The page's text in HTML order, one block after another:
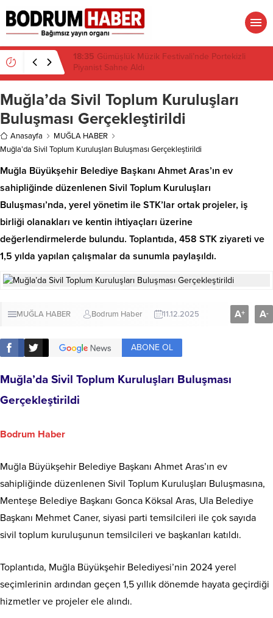
18:32 Muğla’da Temmuz Ayında Uyuşturucu
Operasyonu: 29 Tutuklama
Muğla’da Sivil Toplum Kuruluşları
Buluşması Gerçekleştirildi
Anasayfa
MUĞLA HABER
Muğla’da Sivil Toplum Kuruluşları Buluşması Gerçekleştirildi
Muğla Büyükşehir Belediye Başkanı Ahmet Aras’ın ev
sahipliğinde düzenlenen Sivil Toplum Kuruluşları
Buluşması’nda, yerel yönetim ile STK’lar ortak projeler, iş
birliği olanakları ve kentin ihtiyaçları üzerine
değerlendirmelerde bulundu. Toplantıda, 458 STK ziyareti ve
1,5 yılda yapılan çalışmalar da sunumla paylaşıldı.
MUĞLA HABER Bodrum Haber 11.12.2025 A+ A-
ABONE OL
Muğla’da Sivil Toplum Kuruluşları Buluşması
Gerçekleştirildi
Bodrum Haber
Muğla Büyükşehir Belediye Başkanı Ahmet Aras’ın ev
sahipliğinde düzenlenen Sivil Toplum Kuruluşları Buluşmasına,
Menteşe Belediye Başkanı Gonca Köksal Aras, Ula Belediye
Başkanı Mehmet Caner, siyasi parti temsilcileri ile çok sayıda
sivil toplum kuruluşunun temsilcileri ve başkanları katıldı.
Toplantıda, Muğla Büyükşehir Belediyesi’nin 2024 yerel
seçimlerinin ardından geçen 1,5 yıllık dönemde hayata geçirdiği
hizmetler ve projeler ele alındı.